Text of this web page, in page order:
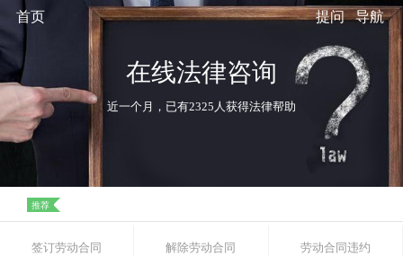
首页 导航
提问
在线法律咨询
近一个月，已有2325人获得法律帮助
推荐
签订劳动合同 解除劳动合同 劳动合同违约